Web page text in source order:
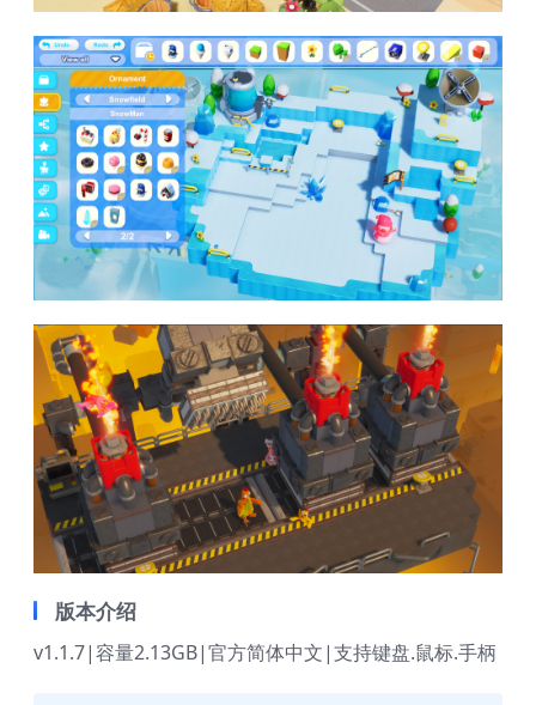
版本介绍
v1.1.7|容量2.13GB|官方简体中文|支持键盘.鼠标.手柄